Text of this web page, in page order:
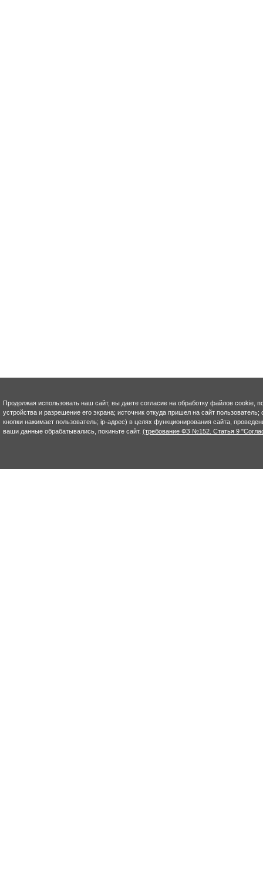
Продолжая использовать наш сайт, вы даете согласие на обработку файлов cookie,
устройства и разрешение его экрана; источник откуда пришел на сайт
кнопки нажимает пользователь; ip-адрес) в целях функционирования сайта,
ваши данные обрабатывались, покиньте сайт. (требование ФЗ №152. Статья 9